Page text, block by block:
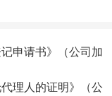
申请书》（公司加
理人的证明》（公